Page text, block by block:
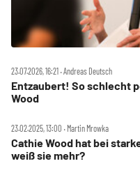
23.07.2026, 16:21 ‧ Andreas Deutsch
Entzaubert! So schlecht
Wood
23.02.2025, 13:00 ‧ Martin Mrowka
Cathie Wood hat bei
weiß sie mehr?